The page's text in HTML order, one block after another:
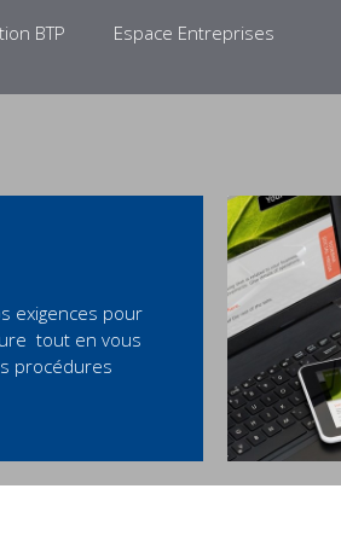
navigation sur ce site, vous en acceptez
BTP Espace Entreprises
exigences pour
tout en vous
procédures